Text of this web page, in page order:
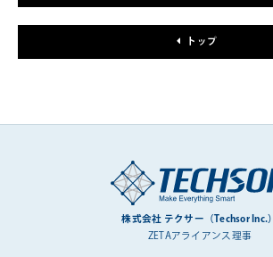
トップ
株式会社 テクサー（Techsor Inc.）
ZETAアライアンス理事